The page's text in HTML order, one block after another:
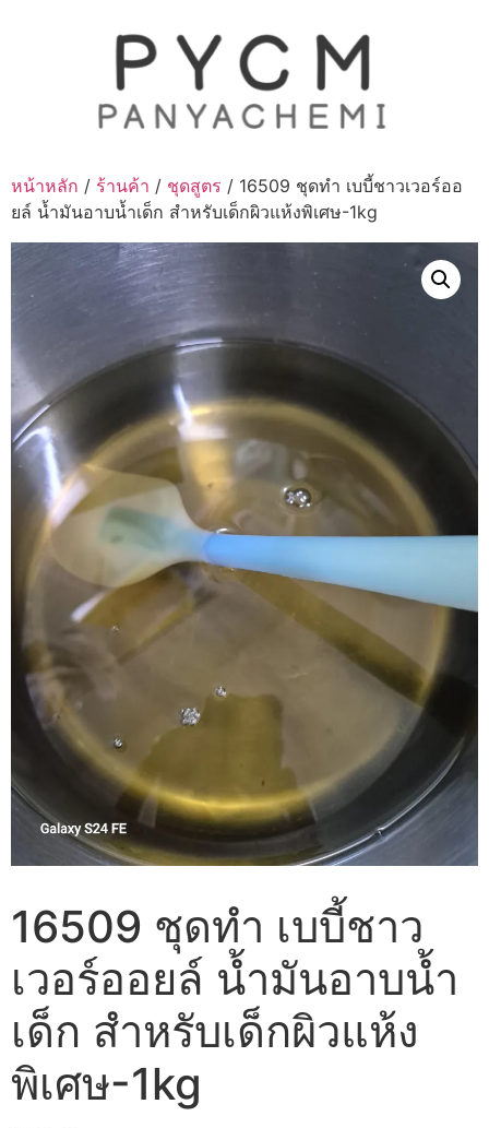
หน้าหลัก / ร้านค้า / ชุดสูตร / 16509 ชุดทำ เบบี้ชาวเวอร์ออ
ยล์ น้ำมันอาบน้ำเด็ก สำหรับเด็กผิวแห้งพิเศษ-1kg
16509 ชุดทำ เบบี้ชาว
เวอร์ออยล์ น้ำมันอาบน้ำ
เด็ก สำหรับเด็กผิวแห้ง
พิเศษ-1kg